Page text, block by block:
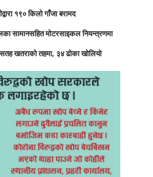
१९० किलो गाँजा बरामद
सामानसहित मोटरसाइकल नियन्त्रणमा
सतह खतराको तहमा, ३४ ढोका खोलियो